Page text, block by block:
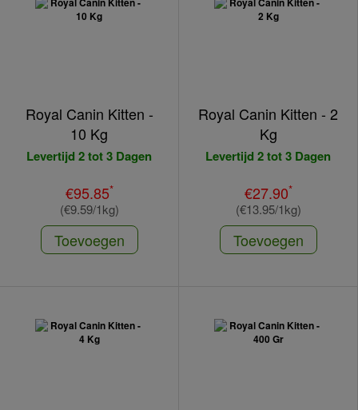
Royal Canin Kitten -
10 Kg
Levertijd 2 tot 3 Dagen
€95.85*
(€9.59/1kg)
Toevoegen
Royal Canin Kitten - 2
Kg
Levertijd 2 tot 3 Dagen
€27.90*
(€13.95/1kg)
Toevoegen